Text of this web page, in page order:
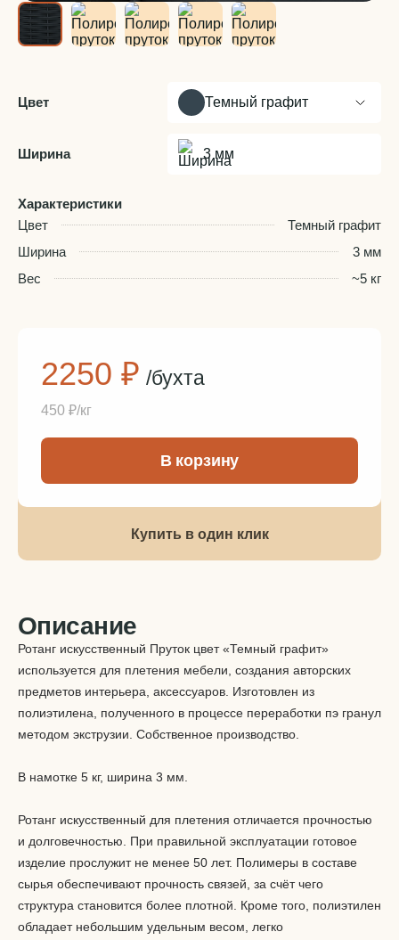
Цвет Темный графит
Ширина 3 мм
Характеристики
Цвет
Темный графит
Ширина
3 мм
Вес
~5 кг
2250 ₽ /бухта
450 ₽/кг
-
Позиция под заказ от 5 бухтПодробнее
В корзину
Купить в один клик
Описание
Ротанг искусственный Пруток цвет «Темный графит»
используется для плетения мебели, создания авторских
предметов интерьера, аксессуаров. Изготовлен из
полиэтилена, полученного в процессе переработки пэ гранул
методом экструзии. Собственное производство.
В намотке 5 кг, ширина 3 мм.
Ротанг искусственный для плетения отличается прочностью
и долговечностью. При правильной эксплуатации готовое
изделие прослужит не менее 50 лет. Полимеры в составе
сырья обеспечивают прочность связей, за счёт чего
структура становится более плотной. Кроме того, полиэтилен
обладает небольшим удельным весом, легко